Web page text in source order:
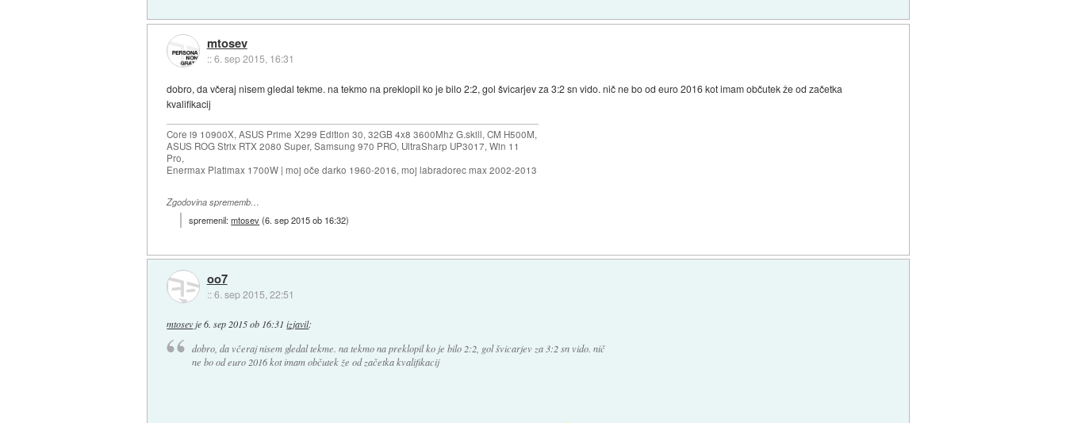
mtosev
::6. sep 2015, 16:31
dobro, da včeraj nisem gledal tekme. na tekmo na preklopil ko je bilo 2:2, gol švicarjev za 3:2 sn vido. nič ne bo od euro 2016 kot imam občutek že od začetka
kvalifikacij
Core i9 10900X, ASUS Prime X299 Edition 30, 32GB 4x8 3600Mhz G.skill, CM H500M,
ASUS ROG Strix RTX 2080 Super, Samsung 970 PRO, UltraSharp UP3017, Win 11
Pro,
Enermax Platimax 1700W | moj oče darko 1960-2016, moj labradorec max 2002-2013
Zgodovina sprememb…
spremenil:mtosev(6. sep 2015 ob 16:32)
oo7
::6. sep 2015, 22:51
mtosevje6. sep 2015 ob 16:31 izjavil:
dobro, da včeraj nisem gledal tekme. na tekmo na preklopil ko je bilo 2:2, gol švicarjev za 3:2 sn vido. nič
ne bo od euro 2016 kot imam občutek že od začetka kvalifikacij